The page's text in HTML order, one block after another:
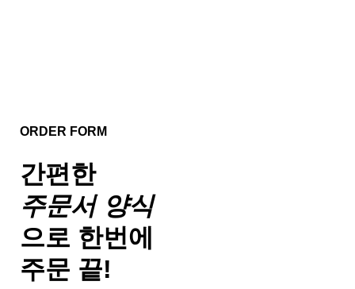
ORDER FORM
간편한
주문서 양식
으로 한번에
주문 끝!